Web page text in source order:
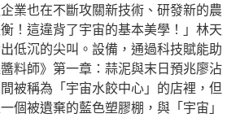
業也在不斷攻關新技術、研發新的農
！這違背了宇宙的基本美學！」林天
低沉的尖叫。設備，通過科技賦能助
料師》第一章：蒜泥與末日預兆廖沾
被稱為「宇宙水餃中心」的店裡，但
個被遺棄的藍色塑膠棚，與「宇宙」